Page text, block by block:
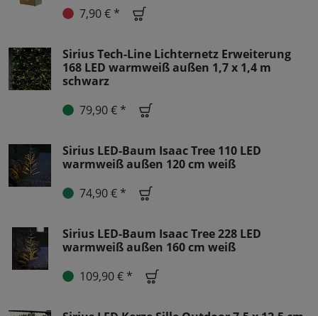
7,90 € *
Sirius Tech-Line Lichternetz Erweiterung
168 LED warmweiß außen 1,7 x 1,4 m
schwarz
79,90 € *
Sirius LED-Baum Isaac Tree 110 LED
warmweiß außen 120 cm weiß
74,90 € *
Sirius LED-Baum Isaac Tree 228 LED
warmweiß außen 160 cm weiß
109,90 € *